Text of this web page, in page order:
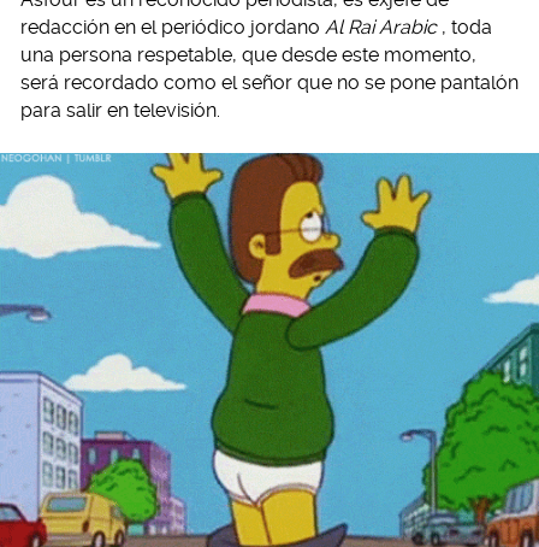
redacción en el periódico jordano Al Rai Arabic , toda
una persona respetable, que desde este momento,
será recordado como el señor que no se pone pantalón
para salir en televisión.